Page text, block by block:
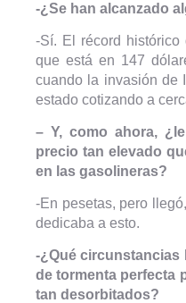
-¿Se han alcanzado
-Sí. El récord
que está en 147
cuando la invasión de
estado cotizando a
– Y, como ahora,
precio tan elevado
en las gasolineras?
-En pesetas, pero
dedicaba a esto.
-¿Qué circunstancias
de tormenta perfecta
tan desorbitados?